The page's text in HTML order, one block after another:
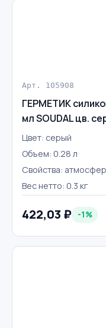
Арт. 105908
ГЕРМЕТИК
мл SOUDAL цв.
Цвет: серый
Объем: 0.28 л
Свойства:
Вес нетто: 0.3 кг
422,03 ₽ -1%